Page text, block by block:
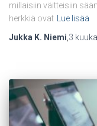
millaisiin väitteisiin
herkkiä ovat Lue lisää
Jukka K. Niemi,3